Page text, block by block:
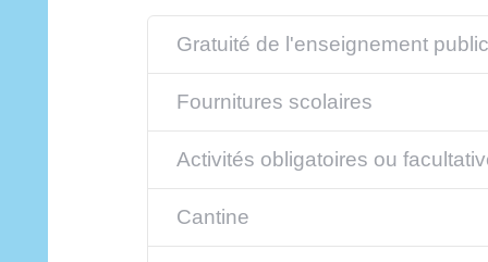
Gratuité de l'enseignement public
Fournitures scolaires
Activités obligatoires ou
Cantine